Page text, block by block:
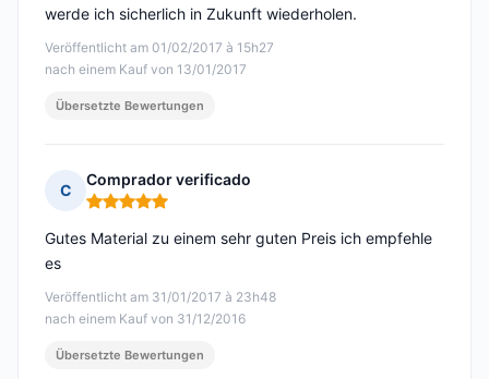
Veröffentlicht am 01/02/2017 à 15h27
nach einem Kauf von 13/01/2017
werde ich sicherlich in Zukunft wiederholen.
Übersetzte Bewertungen
C
Comprador verificado
Hinweis: 5 von 5
Veröffentlicht am 31/01/2017 à 23h48
nach einem Kauf von 31/12/2016
Gutes Material zu einem sehr guten Preis ich empfehle
es
Übersetzte Bewertungen